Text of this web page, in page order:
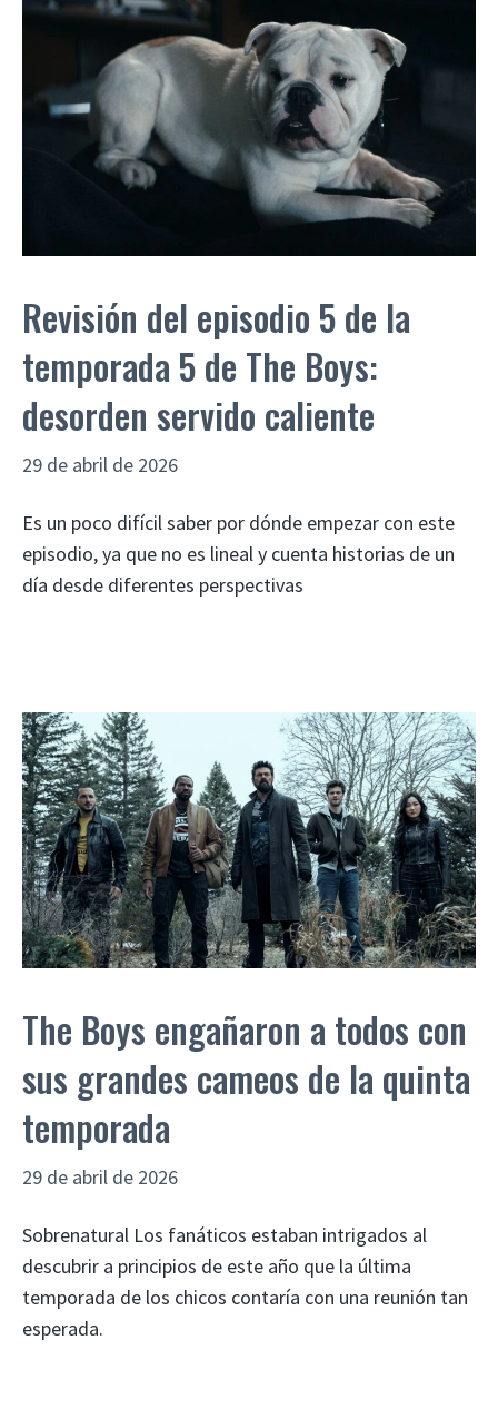
Revisión del episodio 5 de la
temporada 5 de The Boys:
desorden servido caliente
29 de abril de 2026
Es un poco difícil saber por dónde empezar con este
episodio, ya que no es lineal y cuenta historias de un
día desde diferentes perspectivas
The Boys engañaron a todos con
sus grandes cameos de la quinta
temporada
29 de abril de 2026
Sobrenatural Los fanáticos estaban intrigados al
descubrir a principios de este año que la última
temporada de los chicos contaría con una reunión tan
esperada.